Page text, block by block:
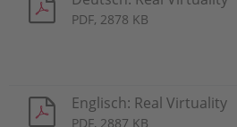
PDF, 2878 KB
Englisch: Real Virtuality
PDF, 2887 KB